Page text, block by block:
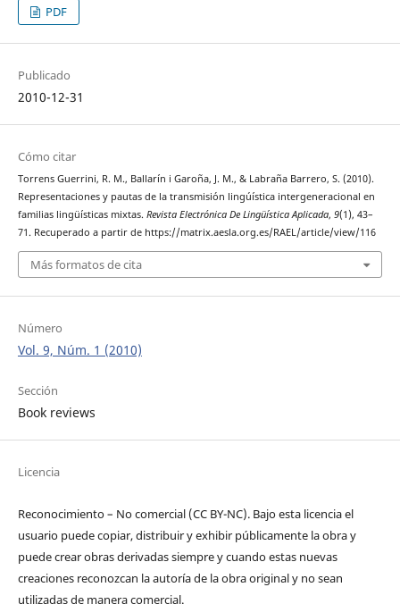
PDF
Publicado
2010-12-31
Cómo citar
Torrens Guerrini, R. M., Ballarín i Garoña, J. M., & Labraña Barrero, S. (2010).
Representaciones y pautas de la transmisión lingúística intergeneracional en
familias lingüísticas mixtas. Revista Electrónica De Lingüística Aplicada, 9(1), 43–
71. Recuperado a partir de https://matrix.aesla.org.es/RAEL/article/view/116
Más formatos de cita
Número
Vol. 9, Núm. 1 (2010)
Sección
Book reviews
Licencia
Reconocimiento – No comercial (CC BY-­NC). Bajo esta licencia el
usuario puede copiar, distribuir y exhibir públicamente la obra y
puede crear obras derivadas siempre y cuando estas nuevas
creaciones reconozcan la autoría de la obra original y no sean
utilizadas de manera comercial.